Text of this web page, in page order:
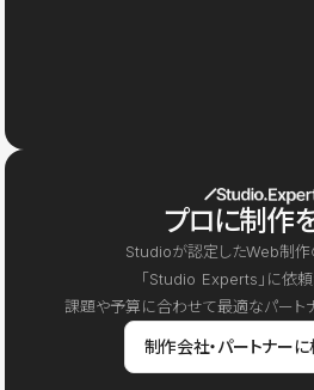
プロに制作
Studioが認定したWeb制作
「Studio Experts」に依頼
課題や予算に合わせて最適なパート
制作会社・パートナー